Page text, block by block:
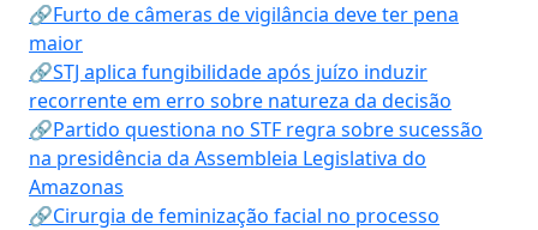
🔗Furto de câmeras de vigilância deve ter pena
maior
🔗STJ aplica fungibilidade após juízo induzir
recorrente em erro sobre natureza da decisão
🔗Partido questiona no STF regra sobre sucessão
na presidência da Assembleia Legislativa do
Amazonas
🔗Cirurgia de feminização facial no processo